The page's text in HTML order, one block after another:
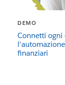
DEMO
Connetti ogni
finanziari